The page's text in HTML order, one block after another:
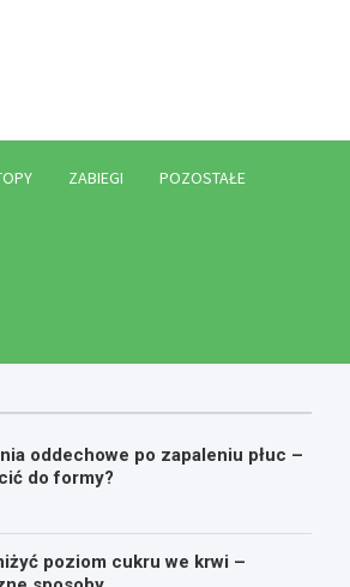
ZABIEGI POZOSTAŁE
oddechowe po zapaleniu płuc –
do formy?
poziom cukru we krwi –